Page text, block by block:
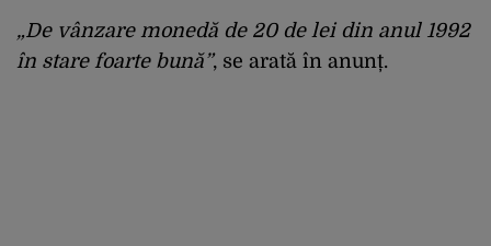
„De vânzare monedă de 20 de lei din anul 1992
în stare foarte bună”, se arată în anunț.